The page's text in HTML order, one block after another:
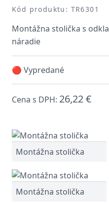
Kód produktu: TR6301
Montážna stolička s
náradie
🔴 Vypredané
Cena s DPH: 26,22 €
Montážna stolička
Montážna stolička